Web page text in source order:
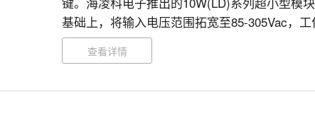
基础上，将输入电压范围拓宽至85-305Vac
业应用场景提供了一款“能扛能打”的供电利器。
查看详情